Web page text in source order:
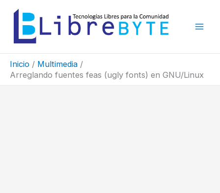
contenido
Inicio
Multimedia
Arreglando fuentes feas (ugly fonts) en GNU/Linux